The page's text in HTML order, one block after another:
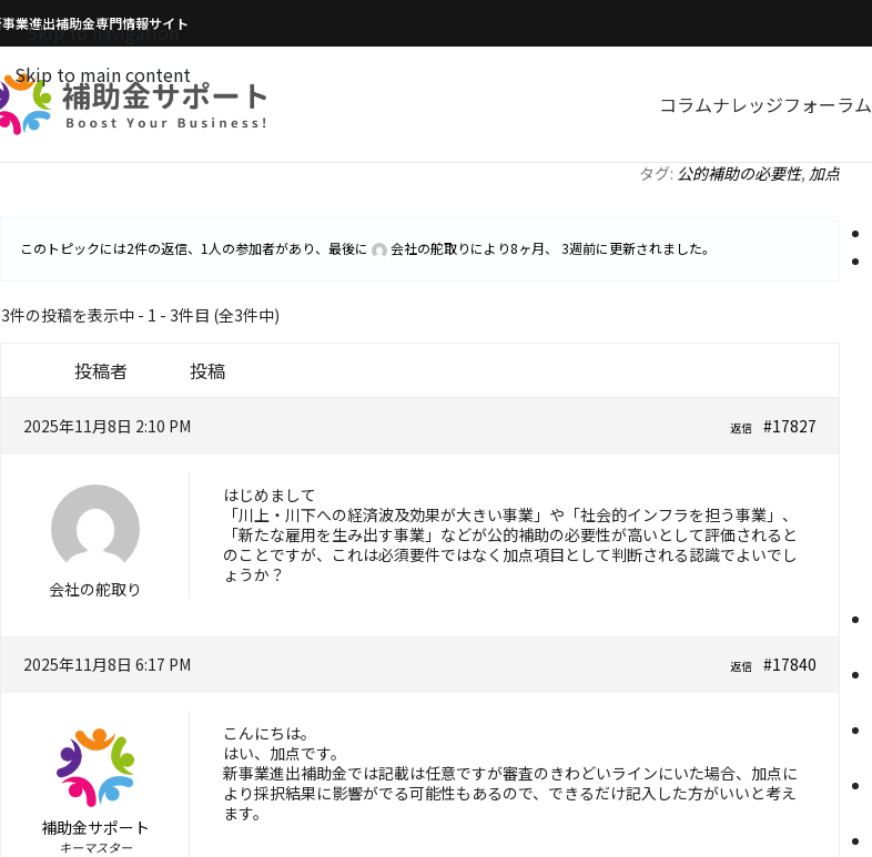
Skip to navigation
Skip to main content
業進出補助金専門情報サイト
コラムナレッジフォーラム
タグ: 公的補助の必要性, 加点
このトピックには2件の返信、1人の参加者があり、最後に 会社の舵取りにより8ヶ月、 3週前に更新されました。
3件の投稿を表示中 - 1 - 3件目 (全3件中)
投稿者 投稿
2025年11月8日 2:10 PM #17827
返信
会社の舵取り
はじめまして
「川上・川下への経済波及効果が大きい事業」や「社会的インフラを担う事業」、
「新たな雇用を生み出す事業」などが公的補助の必要性が高いとして評価されると
のことですが、これは必須要件ではなく加点項目として判断される認識でよいでし
ょうか？
2025年11月8日 6:17 PM #17840
返信
補助金サポート
キーマスター
こんにちは。
はい、加点です。
新事業進出補助金では記載は任意ですが審査のきわどいラインにいた場合、加点に
より採択結果に影響がでる可能性もあるので、できるだけ記入した方がいいと考え
ます。